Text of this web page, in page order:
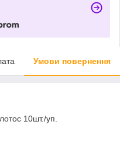
Умови повернення
10шт./уп.